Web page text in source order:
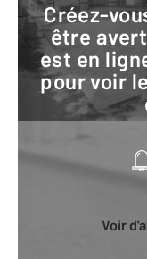
Créez-vous une alerte mail pour
être
est en
pour voir
Voir